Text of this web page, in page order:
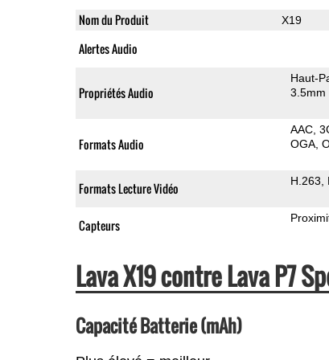
Nom du Produit X19
Alertes Audio
Propriétés Audio
Haut-
3.5mm
Formats Audio
AAC
OGA
Formats Lecture Vidéo H.263
Capteurs
Lava X19 contre Lava P7
Capacité Batterie (mAh)